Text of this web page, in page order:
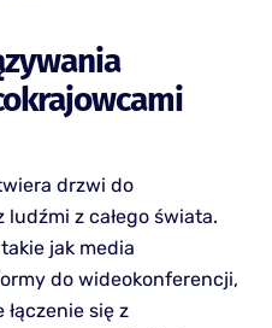
drzwi do
z całego świata.
jak media
do wideokonferencji,
się z